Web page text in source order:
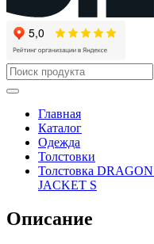
Главная
Каталог
Одежда
Толстовки
Толстовка
JACKET S
Описание